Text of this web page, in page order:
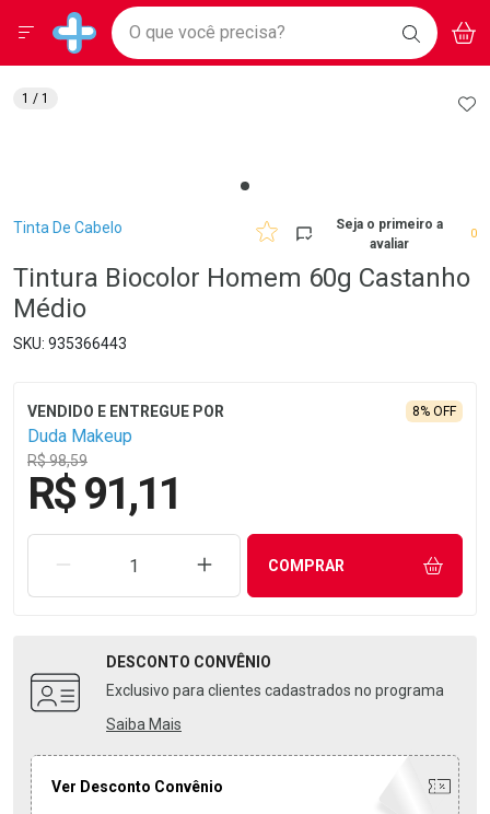
Drogarias Pacheco
Baixe nosso APP e aproveite Ofertas Exclusivas!
BAIXE
O APP
Ir direto para a home
pela página
Ir direto para o conteúdo
Ir direto para a busca
Ir direto para a conta
Faça a sua busca
O que você precisa? BUSCAR
Menu
Breadcrumb
Tinta De Cabelo
Seja o primeiro a
avaliar
0
Tintura Biocolor Homem 60g Castanho
Médio
935366443
Duda Makeup
R$ 98,59
8% OFF
R$ 91,11
REMOVER UMA UNIDADEAUMENTAR UMA UNIDADE
COMPRAR
DESCONTO CONVÊNIO
Exclusivo para clientes cadastrados no programa
Saiba Mais
Ver Desconto Convênio
1 / 1